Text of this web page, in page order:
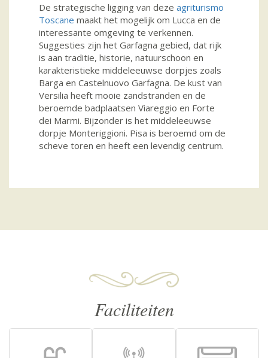
De strategische ligging van deze agriturismo
Toscane maakt het mogelijk om Lucca en de
interessante omgeving te verkennen.
Suggesties zijn het Garfagna gebied, dat rijk
is aan traditie, historie, natuurschoon en
karakteristieke middeleeuwse dorpjes zoals
Barga en Castelnuovo Garfagna. De kust van
Versilia heeft mooie zandstranden en de
beroemde badplaatsen Viareggio en Forte
dei Marmi. Bijzonder is het middeleeuwse
dorpje Monteriggioni. Pisa is beroemd om de
scheve toren en heeft een levendig centrum.
Faciliteiten